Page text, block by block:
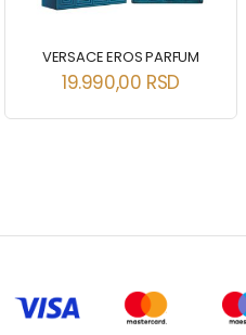
VERSACE EROS PARFUM
19.990,00 RSD